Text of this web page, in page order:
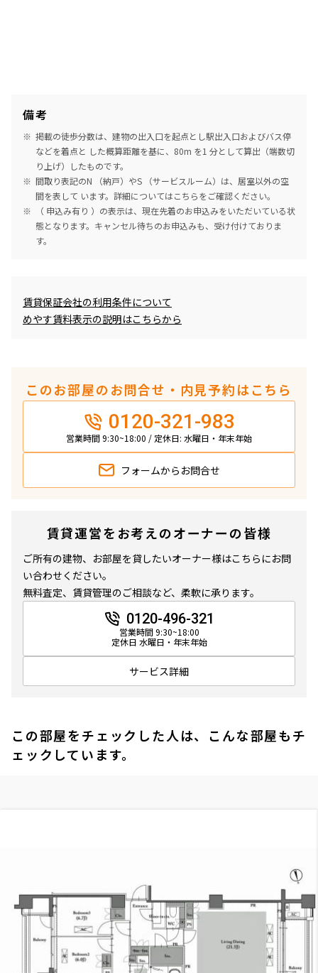
備考
掲載の徒歩分数は、建物の出入口を起点とし駅出入口およびバス停
などを着点と した概算距離を基に、80m を1 分として算出（端数切
り上げ）したものです。
間取り表記のN （納戸）やS （サービスルーム）は、居室以外の空
間を表して います。詳細についてはこちらをご確認ください。
（ 申込み有り ）の表示は、現在先着のお申込みをいただいている状
態となります。キャンセル待ちのお申込みも、受け付けておりま
す。
賃貸保証会社の利用条件について
めやす賃料表示の説明はこちらから
このお部屋のお問合せ・内見予約はこちら
0120-321-983
営業時間 9:30~18:00 / 定休日: 水曜日・年末年始
フォームから お問合せ
賃貸運営をお考えのオーナーの皆様
ご所有の建物、お部屋を貸したいオーナー様はこちらにお問
い合わせください。
無料査定、賃貸管理のご相談など、柔軟に承ります。
0120-496-321
営業時間 9:30~18:00
定休日 水曜日・年末年始
サービス詳細
この部屋をチェックした人は、こんな部屋もチ
ェックしています。